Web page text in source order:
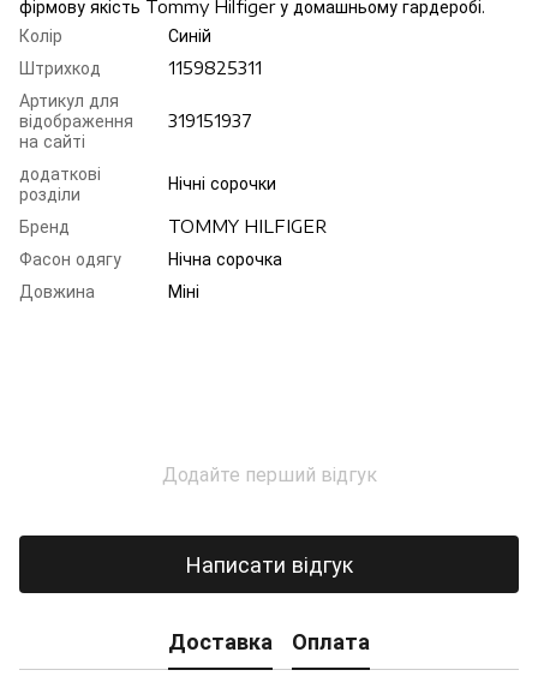
фірмову якість Tommy Hilfiger у домашньому гардеробі.
Колір
Синій
Штрихкод
1159825311
Артикул для
відображення
на сайті
319151937
додаткові
розділи
Нічні сорочки
Бренд
TOMMY HILFIGER
Фасон одягу
Нічна сорочка
Довжина
Міні
Додайте перший відгук
Написати відгук
Доставка Оплата